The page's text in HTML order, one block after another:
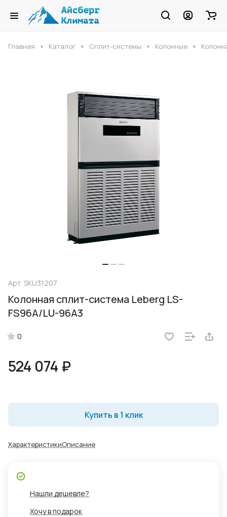
Главная Каталог Сплит-системы Колонные
Арт. SKU31207
Колонная сплит-система Leberg LS-
FS96A/LU-96A3
0
524 074 ₽
Купить в 1 клик
ХарактеристикиОписание
Нашли дешевле?
Хочу в подарок